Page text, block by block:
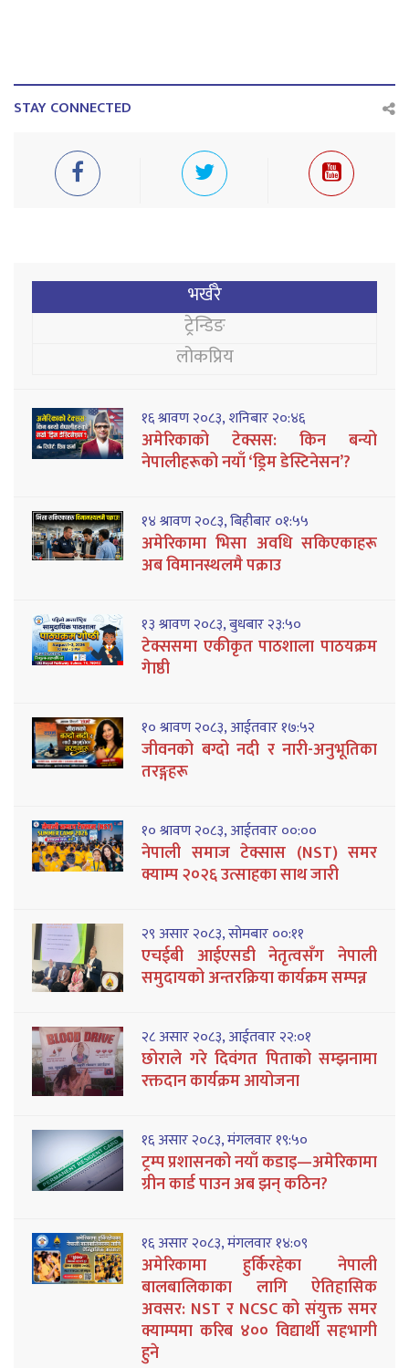
STAY CONNECTED
भर्खरै
ट्रेन्डिङ
लोकप्रिय
१६ श्रावण २०८३, शनिबार २०:४६
अमेरिकाको टेक्सस: किन बन्यो
नेपालीहरूको नयाँ ‘ड्रिम डेस्टिनेसन’?
१४ श्रावण २०८३, बिहीबार ०१:५५
अमेरिकामा भिसा अवधि सकिएकाहरू
अब विमानस्थलमै पक्राउ
१३ श्रावण २०८३, बुधबार २३:५०
टेक्ससमा एकीकृत पाठशाला पाठयक्रम
गेाष्ठी
१० श्रावण २०८३, आईतवार १७:५२
जीवनको बग्दो नदी र नारी-अनुभूतिका
तरङ्गहरू
१० श्रावण २०८३, आईतवार ००:००
नेपाली समाज टेक्सास (NST) समर
क्याम्प २०२६ उत्साहका साथ जारी
२९ असार २०८३, सोमबार ००:११
एचईबी आईएसडी नेतृत्वसँग नेपाली
समुदायको अन्तरक्रिया कार्यक्रम सम्पन्न
२८ असार २०८३, आईतवार २२:०१
छोराले गरे दिवंगत पिताको सम्झनामा
रक्तदान कार्यक्रम आयोजना
१६ असार २०८३, मंगलवार १९:५०
ट्रम्प प्रशासनको नयाँ कडाइ—अमेरिकामा
ग्रीन कार्ड पाउन अब झन् कठिन?
१६ असार २०८३, मंगलवार १४:०९
अमेरिकामा हुर्किरहेका नेपाली
बालबालिकाका लागि ऐतिहासिक
अवसर: NST र NCSC को संयुक्त समर
क्याम्पमा करिब ४०० विद्यार्थी सहभागी
हुने